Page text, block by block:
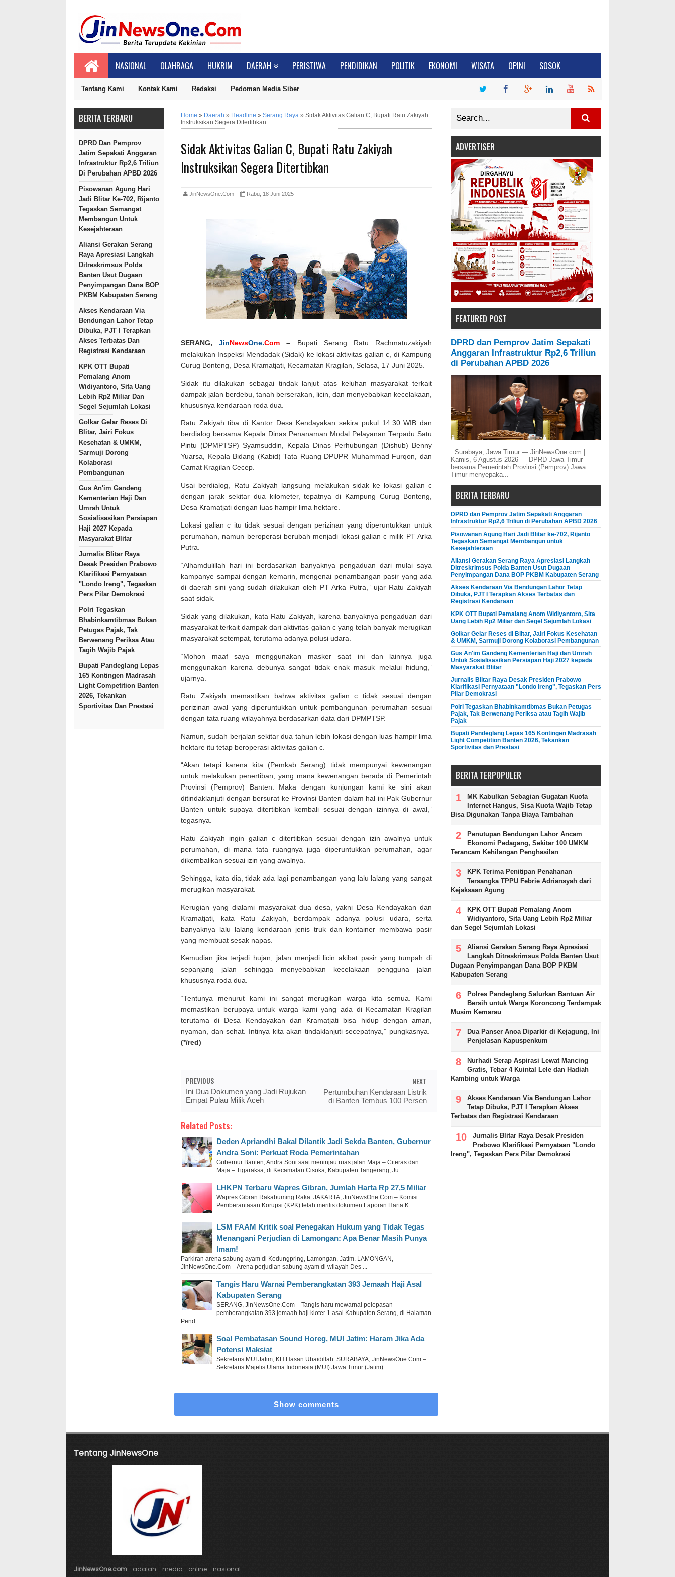
NASIONAL OLAHRAGA HUKRIM DAERAH PERISTIWA PENDIDIKAN POLITIK EKONOMI WISATA OPINI SOSOK
Tentang Kami Kontak Kami Redaksi Pedoman Media Siber
BERITA TERBARU
DPRD Dan Pemprov
Jatim Sepakati Anggaran
Infrastruktur Rp2,6 Triliun
Di Perubahan APBD 2026
Pisowanan Agung Hari
Jadi Blitar Ke-702, Rijanto
Tegaskan Semangat
Membangun Untuk
Kesejahteraan
Aliansi Gerakan Serang
Raya Apresiasi Langkah
Ditreskrimsus Polda
Banten Usut Dugaan
Penyimpangan Dana BOP
PKBM Kabupaten Serang
Akses Kendaraan Via
Bendungan Lahor Tetap
Dibuka, PJT I Terapkan
Akses Terbatas Dan
Registrasi Kendaraan
KPK OTT Bupati
Pemalang Anom
Widiyantoro, Sita Uang
Lebih Rp2 Miliar Dan
Segel Sejumlah Lokasi
Golkar Gelar Reses Di
Blitar, Jairi Fokus
Kesehatan & UMKM,
Sarmuji Dorong
Kolaborasi
Pembangunan
Gus An'im Gandeng
Kementerian Haji Dan
Umrah Untuk
Sosialisasikan Persiapan
Haji 2027 Kepada
Masyarakat Blitar
Jurnalis Blitar Raya
Desak Presiden Prabowo
Klarifikasi Pernyataan
"Londo Ireng", Tegaskan
Pers Pilar Demokrasi
Polri Tegaskan
Bhabinkamtibmas Bukan
Petugas Pajak, Tak
Berwenang Periksa Atau
Tagih Wajib Pajak
Bupati Pandeglang Lepas
165 Kontingen Madrasah
Light Competition Banten
2026, Tekankan
Sportivitas Dan Prestasi
Home » Daerah » Headline » Serang Raya » Sidak Aktivitas Galian C, Bupati Ratu Zakiyah
Instruksikan Segera Ditertibkan
Sidak Aktivitas Galian C, Bupati Ratu Zakiyah
Instruksikan Segera Ditertibkan
JinNewsOne.Com Rabu, 18 Juni 2025
SERANG,Jin NewsOne.Com – Bupati Serang Ratu Rachmatuzakiyah
melakukan Inspeksi Mendadak (Sidak) ke lokasi aktivitas galian c, di Kampung
Curug Bonteng, Desa Kramatjati, Kecamatan Kragilan, Selasa, 17 Juni 2025.
Sidak itu dilakukan sebagai tindak lanjut atas keluhan masyarakat terkait
dampak jalan berdebu, tanah berserakan, licin, dan menyebabkan kecelakaan,
khususnya kendaraan roda dua.
Ratu Zakiyah tiba di Kantor Desa Kendayakan sekira pukul 14.30 WIB dan
berdialog bersama Kepala Dinas Penanaman Modal Pelayanan Terpadu Satu
Pintu (DPMPTSP) Syamsuddin, Kepala Dinas Perhubungan (Dishub) Benny
Yuarsa, Kepala Bidang (Kabid) Tata Ruang DPUPR Muhammad Furqon, dan
Camat Kragilan Cecep.
Usai berdialog, Ratu Zakiyah langsung melakukan sidak ke lokasi galian c
dengan jarak sekitar dua kilometer, tepatnya di Kampung Curug Bonteng,
Desa Kramatjati dengan luas hampir lima hektare.
Lokasi galian c itu tidak sesuai dengan perizinan yang diperuntukkan untuk
perumahan, namun beroperasi berubah menjadi lokasi galian c milik PT Arka
Putra.
“Alhamdulillah hari ini berdasarkan banyaknya pengaduan dari mulai saya
kampanye sampai dengan kemarin, mengenai penambangan pasir yang ada
di daerah sini yang sudah dilakukan oleh PT Arka Putra,” ujar Ratu Zakiyah
saat sidak.
Sidak yang dilakukan, kata Ratu Zakiyah, karena banyaknya pengaduan dari
masyarakat terkait dampak dari aktivitas galian c yang telah banyak merugikan
masyarakat setempat, terutama adanya polusi udara.
“Mohon maaf saya menggunakan masker saat ini dan lainnya juga
menggunakan karena debunya sangat tidak enak masuk melalui hidung,”
ujarnya.
Ratu Zakiyah memastikan bahwa aktivitas galian c tidak sesuai dengan
perizinan awal yang diperuntukkan untuk pembangunan perumahan sesuai
dengan tata ruang wilayahnya berdasarkan data dari DPMPTSP.
Namun, sudah berjalan sekitar dua tahun lebih lokasi dengan luas hampir lima
hektare itu tetap beroperasi aktivitas galian c.
“Akan tetapi karena kita (Pemkab Serang) tidak mempunyai kewenangan
untuk melakukan penertiban, yang mana kewenangan berada di Pemerintah
Provinsi (Pemprov) Banten. Maka dengan kunjungan kami ke sini akan
ditindaklanjuti dengan bersurat ke Provinsi Banten dalam hal ini Pak Gubernur
Banten untuk supaya ditertibkan kembali sesuai dengan izinnya di awal,”
tegasnya.
Ratu Zakiyah ingin galian c ditertibkan sesuai dengan izin awalnya untuk
perumahan, di mana tata ruangnya juga diperuntukkan perumahan, agar
dikembalikan sesuai izin yang awalnya.
Sehingga, kata dia, tidak ada lagi penambangan yang lalu lalang yang sangat
merugikan masyarakat.
Kerugian yang dialami masyarakat dua desa, yakni Desa Kendayakan dan
Kramatjati, kata Ratu Zakiyah, berdampak adanya polusi udara, serta
banyaknya lalu lalang kendaraan jenis truk dan kontainer membawa pasir
yang membuat sesak napas.
Kemudian jika terjadi hujan, jalan menjadi licin akibat pasir yang tumpah di
sepanjang jalan sehingga menyebabkan kecelakaan pengguna jalan
khususnya roda dua.
“Tentunya menurut kami ini sangat merugikan warga kita semua. Kami
memastikan berupaya untuk warga kami yang ada di Kecamatan Kragilan
terutama di Desa Kendayakan dan Kramatjati bisa hidup dengan aman,
nyaman, dan sehat. Intinya kita akan tindaklanjuti secepatnya,” pungkasnya.
(*/red)
PREVIOUS
Ini Dua Dokumen yang Jadi Rujukan
Empat Pulau Milik Aceh
NEXT
Pertumbuhan Kendaraan Listrik
di Banten Tembus 100 Persen
Related Posts:
Deden Apriandhi Bakal Dilantik Jadi Sekda Banten, Gubernur
Andra Soni: Perkuat Roda Pemerintahan
Gubernur Banten, Andra Soni saat meninjau ruas jalan Maja – Citeras dan
Maja – Tigaraksa, di Kecamatan Cisoka, Kabupaten Tangerang, Ju ...
LHKPN Terbaru Wapres Gibran, Jumlah Harta Rp 27,5 Miliar
Wapres Gibran Rakabuming Raka. JAKARTA, JinNewsOne.Com – Komisi
Pemberantasan Korupsi (KPK) telah merilis dokumen Laporan Harta K ...
LSM FAAM Kritik soal Penegakan Hukum yang Tidak Tegas
Menangani Perjudian di Lamongan: Apa Benar Masih Punya
Imam!
Parkiran arena sabung ayam di Kedungpring, Lamongan, Jatim. LAMONGAN,
JinNewsOne.Com – Arena perjudian sabung ayam di wilayah Des ...
Tangis Haru Warnai Pemberangkatan 393 Jemaah Haji Asal
Kabupaten Serang
SERANG, JinNewsOne.Com – Tangis haru mewarnai pelepasan
pemberangkatan 393 jemaah haji kloter 1 asal Kabupaten Serang, di Halaman
Pend ...
Soal Pembatasan Sound Horeg, MUI Jatim: Haram Jika Ada
Potensi Maksiat
Sekretaris MUI Jatim, KH Hasan Ubaidillah. SURABAYA, JinNewsOne.Com –
Sekretaris Majelis Ulama Indonesia (MUI) Jawa Timur (Jatim) ...
Show comments
ADVERTISER
FEATURED POST
DPRD dan Pemprov Jatim Sepakati
Anggaran Infrastruktur Rp2,6 Triliun
di Perubahan APBD 2026
Surabaya, Jawa Timur — JinNewsOne.com |
Kamis, 6 Agustus 2026 — DPRD Jawa Timur
bersama Pemerintah Provinsi (Pemprov) Jawa
Timur menyepaka...
BERITA TERBARU
DPRD dan Pemprov Jatim Sepakati Anggaran
Infrastruktur Rp2,6 Triliun di Perubahan APBD 2026
Pisowanan Agung Hari Jadi Blitar ke-702, Rijanto
Tegaskan Semangat Membangun untuk
Kesejahteraan
Aliansi Gerakan Serang Raya Apresiasi Langkah
Ditreskrimsus Polda Banten Usut Dugaan
Penyimpangan Dana BOP PKBM Kabupaten Serang
Akses Kendaraan Via Bendungan Lahor Tetap
Dibuka, PJT I Terapkan Akses Terbatas dan
Registrasi Kendaraan
KPK OTT Bupati Pemalang Anom Widiyantoro, Sita
Uang Lebih Rp2 Miliar dan Segel Sejumlah Lokasi
Golkar Gelar Reses di Blitar, Jairi Fokus Kesehatan
& UMKM, Sarmuji Dorong Kolaborasi Pembangunan
Gus An'im Gandeng Kementerian Haji dan Umrah
Untuk Sosialisasikan Persiapan Haji 2027 kepada
Masyarakat Blitar
Jurnalis Blitar Raya Desak Presiden Prabowo
Klarifikasi Pernyataan "Londo Ireng", Tegaskan Pers
Pilar Demokrasi
Polri Tegaskan Bhabinkamtibmas Bukan Petugas
Pajak, Tak Berwenang Periksa atau Tagih Wajib
Pajak
Bupati Pandeglang Lepas 165 Kontingen Madrasah
Light Competition Banten 2026, Tekankan
Sportivitas dan Prestasi
BERITA TERPOPULER
MK Kabulkan Sebagian Gugatan Kuota
Internet Hangus, Sisa Kuota Wajib Tetap
Bisa Digunakan Tanpa Biaya Tambahan
Penutupan Bendungan Lahor Ancam
Ekonomi Pedagang, Sekitar 100 UMKM
Terancam Kehilangan Penghasilan
KPK Terima Penitipan Penahanan
Tersangka TPPU Febrie Adriansyah dari
Kejaksaan Agung
KPK OTT Bupati Pemalang Anom
Widiyantoro, Sita Uang Lebih Rp2 Miliar
dan Segel Sejumlah Lokasi
Aliansi Gerakan Serang Raya Apresiasi
Langkah Ditreskrimsus Polda Banten Usut
Dugaan Penyimpangan Dana BOP PKBM
Kabupaten Serang
Polres Pandeglang Salurkan Bantuan Air
Bersih untuk Warga Koroncong Terdampak
Musim Kemarau
Dua Panser Anoa Diparkir di Kejagung, Ini
Penjelasan Kapuspenkum
Nurhadi Serap Aspirasi Lewat Mancing
Gratis, Tebar 4 Kuintal Lele dan Hadiah
Kambing untuk Warga
Akses Kendaraan Via Bendungan Lahor
Tetap Dibuka, PJT I Terapkan Akses
Terbatas dan Registrasi Kendaraan
Jurnalis Blitar Raya Desak Presiden
Prabowo Klarifikasi Pernyataan "Londo
Ireng", Tegaskan Pers Pilar Demokrasi
Tentang JinNewsOne
JinNewsOne.com adalah media online nasional